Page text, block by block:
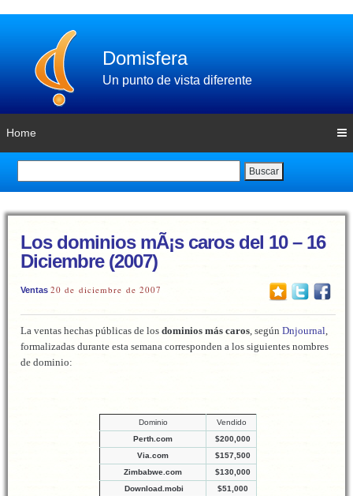
Domisfera
Un punto de vista diferente
Home
Buscar
Los dominios mÃ¡s caros del 10 – 16
Diciembre (2007)
Ventas 20 de diciembre de 2007
La ventas hechas públicas de los dominios más caros, según Dnjournal,
formalizadas durante esta semana corresponden a los siguientes nombres
de dominio:
Dominio
Vendido
Perth.com
$200,000
Via.com
$157,500
Zimbabwe.com
$130,000
Download.mobi
$51,000